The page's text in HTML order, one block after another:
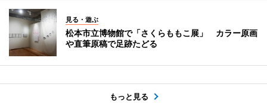
見る・遊ぶ
松本市立博物館で「さくらももこ展」 カラー原画
や直筆原稿で足跡たどる
もっと見る